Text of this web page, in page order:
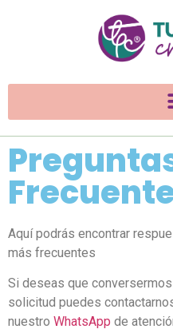
Aquí podrás encontrar
más frecuentes
Si deseas que
solicitud puedes
nuestro WhatsApp de